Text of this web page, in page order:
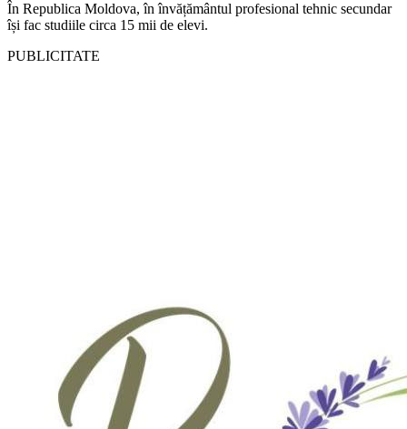
În Republica Moldova, în învățământul profesional tehnic secundar
își fac studiile circa 15 mii de elevi.
PUBLICITATE